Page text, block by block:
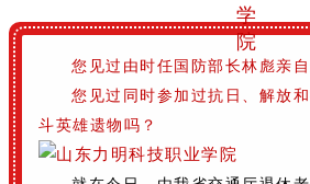
您见过由时任国防部长林彪亲
您见过同时参加过抗日、解放
斗英雄遗物吗？